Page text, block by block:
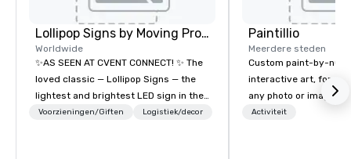
Lollipop Signs by Moving Products
Worldwide
✨AS SEEN AT CVENT CONNECT! ✨ The
loved classic — Lollipop Signs — the
lightest and brightest LED sign in the
world • Open Seats in Dark
Voorzieningen/Giften Logistiek/decor
Paintillio
Meerdere steden
Custom paint-by-
interactive art, for
any photo or image
by-number kits of
Activiteit